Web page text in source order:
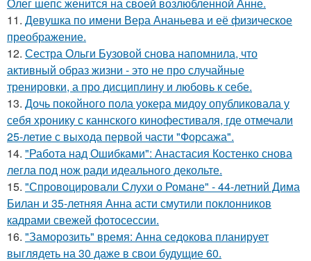
11. Девушка по имени Вера Ананьева и её физическое
преображение.
12. Сестра Ольги Бузовой снова напомнила, что
активный образ жизни - это не про случайные
тренировки, а про дисциплину и любовь к себе.
13. Дочь покойного пола уокера мидоу опубликовала у
себя хронику с каннского кинофестиваля, где отмечали
25-летие с выхода первой части "Форсажа".
14. "Работа над Ошибками": Анастасия Костенко снова
легла под нож ради идеального декольте.
15. "Спровоцировали Слухи о Романе" - 44-летний Дима
Билан и 35-летняя Анна асти смутили поклонников
кадрами свежей фотосессии.
16. "Заморозить" время: Анна седокова планирует
выглядеть на 30 даже в свои будущие 60.